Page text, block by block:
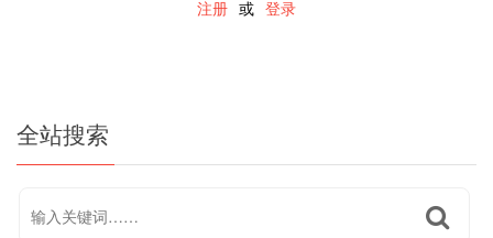
注册 或 登录
全站搜索